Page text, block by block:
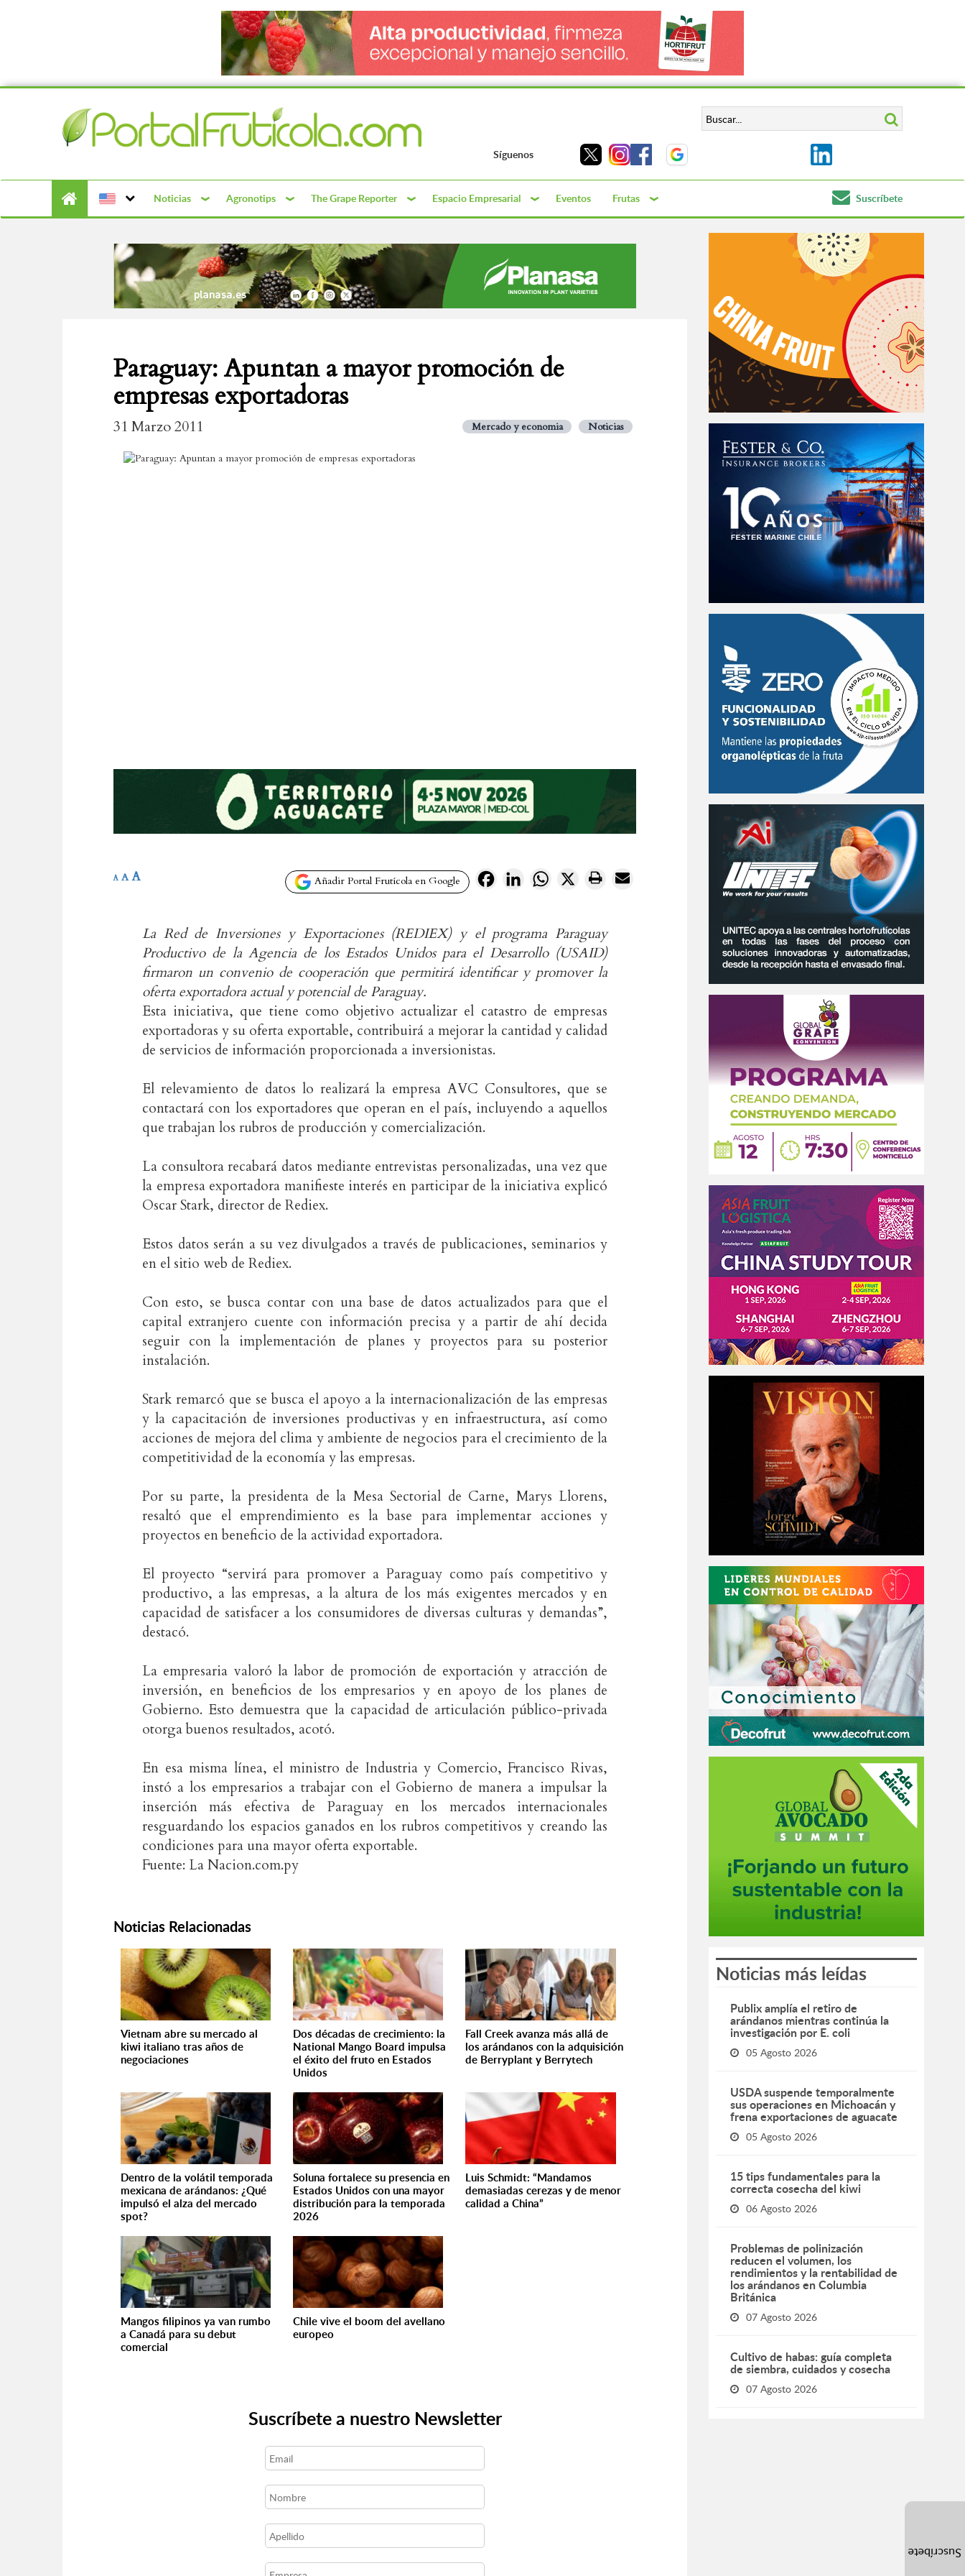
Síguenos
Noticias Agronotips The Grape Reporter Espacio Empresarial Eventos Frutas Suscríbete
Paraguay: Apuntan a mayor promoción de
empresas exportadoras
31 Marzo 2011 Mercado y economia Noticias
Añadir Portal Frutícola en Google FacebookLinkedInWhatsApp
X
A A A
La Red de Inversiones y Exportaciones (REDIEX) y el programa Paraguay
Productivo de la Agencia de los Estados Unidos para el Desarrollo (USAID)
firmaron un convenio de cooperación que permitirá identificar y promover la
oferta exportadora actual y potencial de Paraguay.
Esta iniciativa, que tiene como objetivo actualizar el catastro de empresas
exportadoras y su oferta exportable, contribuirá a mejorar la cantidad y calidad
de servicios de información proporcionada a inversionistas.
El relevamiento de datos lo realizará la empresa AVC Consultores, que se
contactará con los exportadores que operan en el país, incluyendo a aquellos
que trabajan los rubros de producción y comercialización.
La consultora recabará datos mediante entrevistas personalizadas, una vez que
la empresa exportadora manifieste interés en participar de la iniciativa explicó
Oscar Stark, director de Rediex.
Estos datos serán a su vez divulgados a través de publicaciones, seminarios y
en el sitio web de Rediex.
Con esto, se busca contar con una base de datos actualizados para que el
capital extranjero cuente con información precisa y a partir de ahí decida
seguir con la implementación de planes y proyectos para su posterior
instalación.
Stark remarcó que se busca el apoyo a la internacionalización de las empresas
y la capacitación de inversiones productivas y en infraestructura, así como
acciones de mejora del clima y ambiente de negocios para el crecimiento de la
competitividad de la economía y las empresas.
Por su parte, la presidenta de la Mesa Sectorial de Carne, Marys Llorens,
resaltó que el emprendimiento es la base para implementar acciones y
proyectos en beneficio de la actividad exportadora.
El proyecto “servirá para promover a Paraguay como país competitivo y
productivo, a las empresas, a la altura de los más exigentes mercados y en
capacidad de satisfacer a los consumidores de diversas culturas y demandas”,
destacó.
La empresaria valoró la labor de promoción de exportación y atracción de
inversión, en beneficios de los empresarios y en apoyo de los planes de
Gobierno. Esto demuestra que la capacidad de articulación público-privada
otorga buenos resultados, acotó.
En esa misma línea, el ministro de Industria y Comercio, Francisco Rivas,
instó a los empresarios a trabajar con el Gobierno de manera a impulsar la
inserción más efectiva de Paraguay en los mercados internacionales
resguardando los espacios ganados en los rubros competitivos y creando las
condiciones para una mayor oferta exportable.
Fuente: La Nacion.com.py
Noticias Relacionadas
Vietnam abre su mercado al
kiwi italiano tras años de
negociaciones
Dos décadas de crecimiento: la
National Mango Board impulsa
el éxito del fruto en Estados
Unidos
Fall Creek avanza más allá de
los arándanos con la adquisición
de Berryplant y Berrytech
Dentro de la volátil temporada
mexicana de arándanos: ¿Qué
impulsó el alza del mercado
spot?
Soluna fortalece su presencia en
Estados Unidos con una mayor
distribución para la temporada
2026
Luis Schmidt: “Mandamos
demasiadas cerezas y de menor
calidad a China”
Mangos filipinos ya van rumbo
a Canadá para su debut
comercial
Chile vive el boom del avellano
europeo
Suscríbete a nuestro Newsletter
Noticias más leídas
Publix amplía el retiro de
arándanos mientras continúa la
investigación por E. coli
05 Agosto 2026
USDA suspende temporalmente
sus operaciones en Michoacán y
frena exportaciones de aguacate
05 Agosto 2026
15 tips fundamentales para la
correcta cosecha del kiwi
06 Agosto 2026
Problemas de polinización
reducen el volumen, los
rendimientos y la rentabilidad de
los arándanos en Columbia
Británica
07 Agosto 2026
Cultivo de habas: guía completa
de siembra, cuidados y cosecha
07 Agosto 2026
Suscríbete